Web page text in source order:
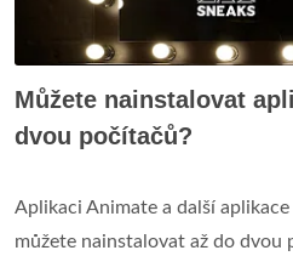
Můžete nainstalovat
dvou počítačů?
Aplikaci Animate a další
můžete nainstalovat až do dvou